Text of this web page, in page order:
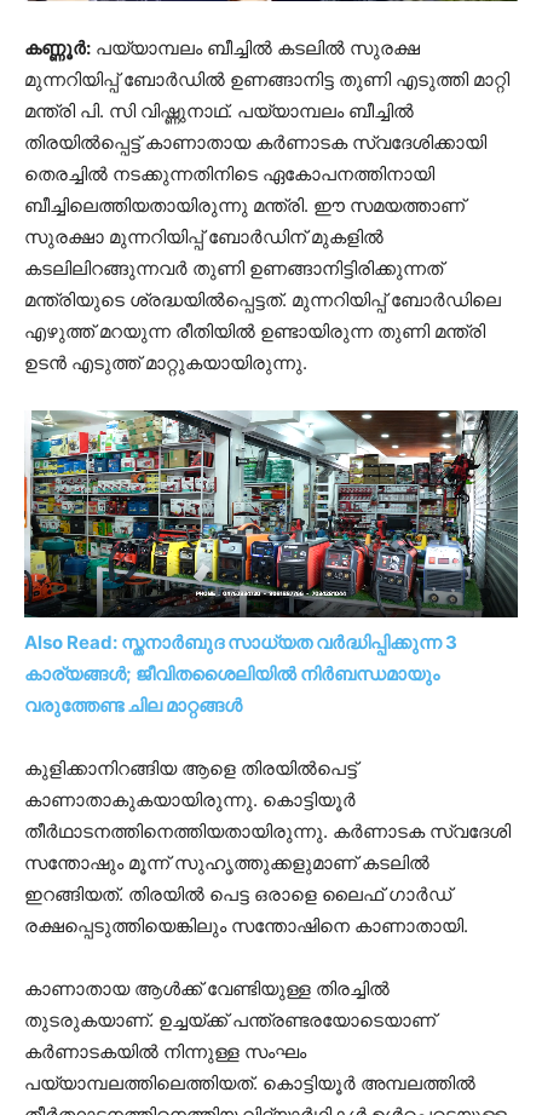
കണ്ണൂർ: പയ്യാമ്പലം ബീച്ചിൽ കടലിൽ സുരക്ഷ
മുന്നറിയിപ്പ് ബോര്‍ഡില്‍ ഉണങ്ങാനിട്ട തുണി എടുത്തി മാറ്റി
മന്ത്രി പി. സി വിഷ്ണുനാഥ്. പയ്യാമ്പലം ബീച്ചില്‍
തിരയില്‍പ്പെട്ട് കാണാതായ കര്‍ണാടക സ്വദേശിക്കായി
തെരച്ചില്‍ നടക്കുന്നതിനിടെ ഏകോപനത്തിനായി
ബീച്ചിലെത്തിയതായിരുന്നു മന്ത്രി. ഈ സമയത്താണ്
സുരക്ഷാ മുന്നറിയിപ്പ് ബോർഡിന് മുകളിൽ
കടലിലിറങ്ങുന്നവർ തുണി ഉണങ്ങാനിട്ടിരിക്കുന്നത്
മന്ത്രിയുടെ ശ്രദ്ധയിൽപ്പെട്ടത്. മുന്നറിയിപ്പ് ബോർഡിലെ
എഴുത്ത് മറയുന്ന രീതിയിൽ ഉണ്ടായിരുന്ന തുണി മന്ത്രി
ഉടൻ എടുത്ത് മാറ്റുകയായിരുന്നു.
Also Read: സ്തനാർബുദ സാധ്യത വർദ്ധിപ്പിക്കുന്ന 3
കാര്യങ്ങൾ; ജീവിതശൈലിയിൽ നിർബന്ധമായും
വരുത്തേണ്ട ചില മാറ്റങ്ങൾ
കുളിക്കാനിറങ്ങിയ ആളെ തിരയിൽപെട്ട്
കാണാതാകുകയായിരുന്നു. കൊട്ടിയൂർ
തീർഥാടനത്തിനെത്തിയതായിരുന്നു. കർണാടക സ്വദേശി
സന്തോഷും മൂന്ന് സുഹൃത്തുക്കളുമാണ് കടലിൽ
ഇറങ്ങിയത്. തിരയിൽ പെട്ട ഒരാളെ ലൈഫ് ഗാർഡ്
രക്ഷപ്പെടുത്തിയെങ്കിലും സന്തോഷിനെ കാണാതായി.
കാണാതായ ആൾക്ക് വേണ്ടിയുള്ള തിരച്ചിൽ
തുടരുകയാണ്. ഉച്ചയ്ക്ക് പന്ത്രണ്ടരയോടെയാണ്
കർണാടകയിൽ നിന്നുള്ള സംഘം
പയ്യാമ്പലത്തിലെത്തിയത്. കൊട്ടിയൂർ അമ്പലത്തിൽ